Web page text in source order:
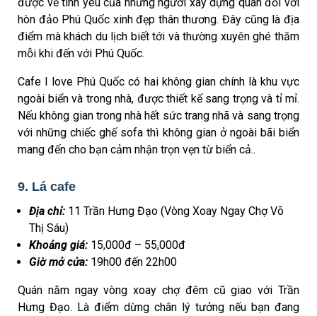
hòn đảo Phú Quốc xinh đẹp thân thương. Đây cũng là địa
điểm mà khách du lịch biết tới và thường xuyên ghé thăm
mỗi khi đến với Phú Quốc.
Cafe I love Phú Quốc có hai không gian chính là khu vực
ngoài biển và trong nhà, được thiết kế sang trọng và tỉ mỉ.
Nếu không gian trong nhà hết sức trang nhã và sang trọng
với những chiếc ghế sofa thì không gian ở ngoài bãi biển
mang đến cho bạn cảm nhận trọn vẹn từ biển cả..
9. Lá cafe
Địa chỉ: 11 Trần Hưng Đạo (Vòng Xoay Ngay Chợ Võ
Thị Sáu)
Khoảng giá: 15,000đ – 55,000đ
Giờ mở cửa: 19h00 đến 22h00
Quán nằm ngay vòng xoay chợ đêm cũ giao với Trần
Hưng Đạo. Là điểm dừng chân lý tưởng nếu bạn đang